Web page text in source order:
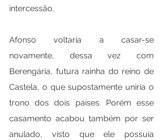
intercessão.
Afonso voltaria a casar-se
novamente, dessa vez com
Berengária, futura rainha do reino de
Castela, o que supostamente uniria o
trono dos dois países. Porém esse
casamento acabou também por ser
anulado, visto que ele possuía